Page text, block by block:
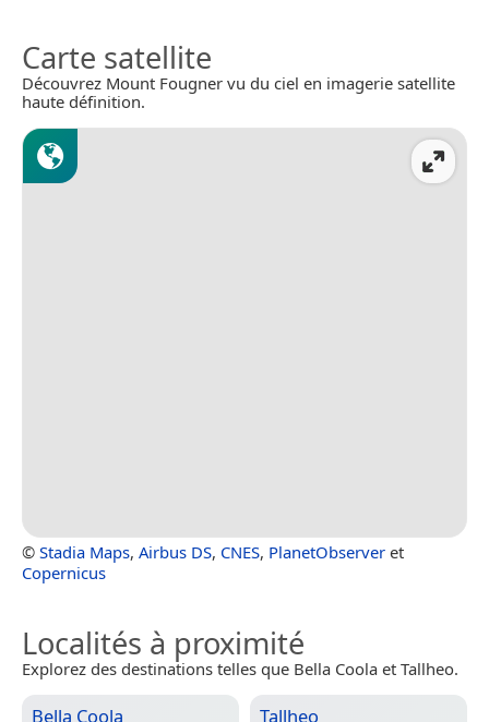
Carte satellite
Découvrez Mount Fougner vu du ciel en imagerie satellite
haute définition.
© Stadia Maps, Airbus DS, CNES, PlanetObserver et
Copernicus
Localités à proximité
Explorez des destinations telles que Bella Coola et Tallheo.
Bella Coola Tallheo